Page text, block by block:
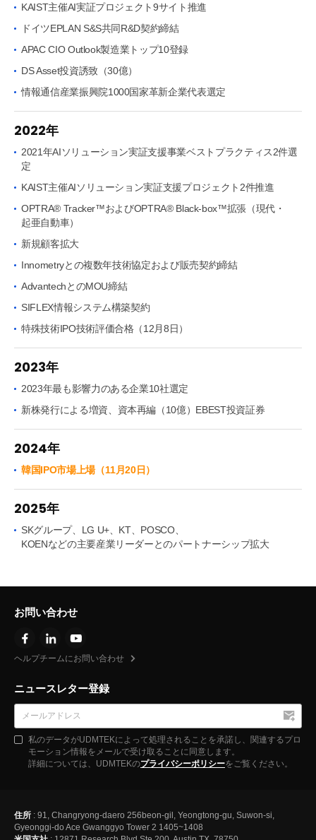
KAIST主催AI実証プロジェクト9サイト推進
ドイツEPLAN S&S共同R&D契約締結
APAC CIO Outlook製造業トップ10登録
DS Asset投資誘致（30億）
情報通信産業振興院1000国家革新企業代表選定
2022年
2021年AIソリューション実証支援事業ベストプラクティス2件選
定
KAIST主催AIソリューション実証支援プロジェクト2件推進
OPTRA® Tracker™およびOPTRA® Black-box™拡張（現代・
起亜自動車）
新規顧客拡大
Innometryとの複数年技術協定および販売契約締結
AdvantechとのMOU締結
SIFLEX情報システム構築契約
特殊技術IPO技術評価合格（12月8日）
2023年
2023年最も影響力のある企業10社選定
新株発行による増資、資本再編（10億）EBEST投資証券
2024年
韓国IPO市場上場（11月20日）
2025年
SKグループ、LG U+、KT、POSCO、
KOENなどの主要産業リーダーとのパートナーシップ拡大
住所 : 91, Changryong-daero 256beon-gil, Yeongtong-gu, Suwon-si,
Gyeonggi-do Ace Gwanggyo Tower 2 1405~1408
お問い合わせ
ヘルプチームにお問い合わせ
ニュースレター登録
私のデータがUDMTEKによって処理されることを承諾し、関連するプロ
モーション情報をメールで受け取ることに同意します。
詳細については、UDMTEKのプライバシーポリシーをご覧ください。